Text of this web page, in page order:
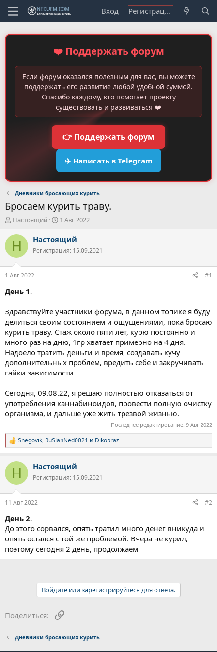
Вход Регистрация
❤️ Поддержать форум
Если форум оказался полезным для вас, вы можете
поддержать его развитие любой удобной суммой.
Спасибо каждому, кто помогает проекту
существовать и развиваться ❤️
👉 Поддержать форум
✈️ Написать в Telegram
Дневники бросающих курить
Бросаем курить траву.
А
т
о
т
м
ы
Настоящий
Д
т
н
а
1 Авг 2022
Н Настоящий
Регистрация: 15.09.2021
1 Авг 2022 #1
День 1.
Здравствуйте участники форума, в данном топике я буду
делиться своим состоянием и ощущениями, пока бросаю
курить траву. Стаж около пяти лет, курю постоянно и
много раз на дню, 1гр хватает примерно на 4 дня.
Надоело тратить деньги и время, создавать кучу
дополнительных проблем, вредить себе и закручивать
гайки зависимости.
Сегодня, 09.08.22, я решаю полностью отказаться от
употребления каннабиноидов, провести полную очистку
организма, и дальше уже жить трезвой жизнью.
Последнее редактирование: 9 Авг 2022
Р
е
к
и
Snegovik, RuSlanNed0021 и Dikobraz
Н Настоящий
Регистрация: 15.09.2021
11 Авг 2022 #2
День 2.
До этого сорвался, опять тратил много денег вникуда и
опять остался с той же проблемой. Вчера не курил,
поэтому сегодня 2 день, продолжаем
Войдите или зарегистрируйтесь для ответа.
Поделиться: Ссылка
Дневники бросающих курить